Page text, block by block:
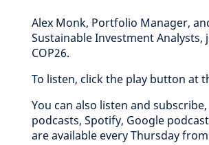
Alex Monk, Portfolio Manager,
Sustainable Investment
COP26.
To listen, click the play button at
You can also listen and
podcasts, Spotify, Google
are available every Thursday